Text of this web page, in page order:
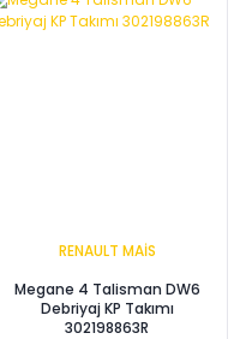
RENAULT MAİS
Megane 4 Talisman DW6
Debriyaj KP Takımı
302198863R